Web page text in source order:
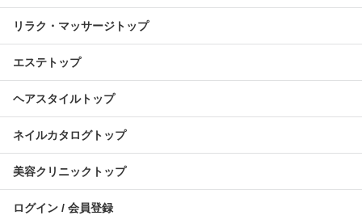
リラク・マッサージトップ
エステトップ
ヘアスタイルトップ
ネイルカタログトップ
美容クリニックトップ
ログイン / 会員登録